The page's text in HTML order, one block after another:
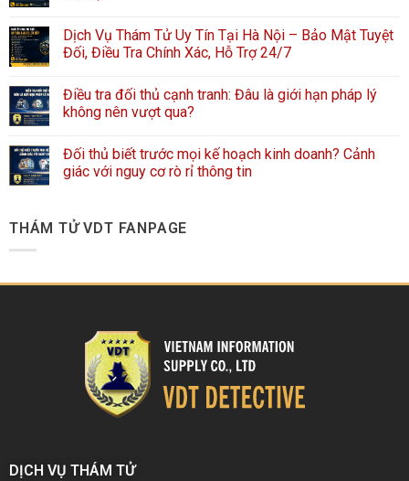
Dịch Vụ Thám Tử Uy Tín Tại Hà Nội – Bảo Mật Tuyệt
Đối, Điều Tra Chính Xác, Hỗ Trợ 24/7
Điều tra đối thủ cạnh tranh: Đâu là giới hạn pháp lý
không nên vượt qua?
Đối thủ biết trước mọi kế hoạch kinh doanh? Cảnh
giác với nguy cơ rò rỉ thông tin
THÁM TỬ VDT FANPAGE
DỊCH VỤ THÁM TỬ